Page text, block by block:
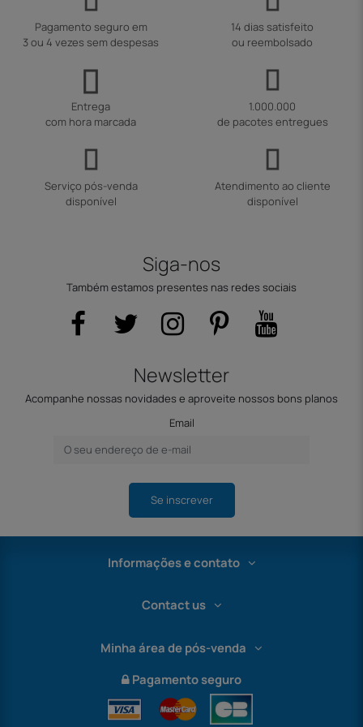
Pagamento seguro em
3 ou 4 vezes sem despesas
14 dias satisfeito
ou reembolsado
Entrega
com hora marcada
1.000.000
de pacotes entregues
Serviço pós-venda
disponível
Atendimento ao cliente
disponível
Siga-nos
Também estamos presentes nas redes sociais
Newsletter
Acompanhe nossas novidades e aproveite nossos bons planos
Email
Se inscrever
Informações e contato
Contact us
Minha área de pós-venda
Pagamento seguro